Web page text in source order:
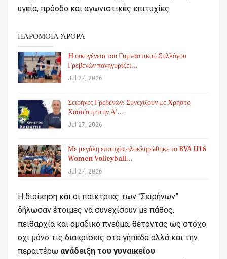
υγεία, πρόοδο και αγωνιστικές επιτυχίες.
ΠΑΡΌΜΟΙΑ ΆΡΘΡΑ
H οικογένεια του Γυμναστικού Συλλόγου
Γρεβενών πανηγυρίζει…
Jul 27, 2026
Σειρήνες Γρεβενών: Συνεχίζουν με Χρήστο
Χασιώτη στην Α’…
Jul 27, 2026
Με μεγάλη επιτυχία ολοκληρώθηκε το BVA U16
Women Volleyball…
Jul 27, 2026
Η διοίκηση και οι παίκτριες των “Σειρήνων”
δήλωσαν έτοιμες να συνεχίσουν με πάθος,
πειθαρχία και ομαδικό πνεύμα, θέτοντας ως στόχο
όχι μόνο τις διακρίσεις στα γήπεδα αλλά και την
περαιτέρω ανάδειξη του γυναικείου